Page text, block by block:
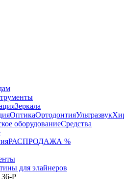
Зеркала
ОптикаОртодонтияУльтразвук
оборудованиеСредства
РАСПРОДАЖА %
для элайнеров
P